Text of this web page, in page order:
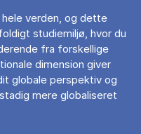
verden, og dette
studiemiljø, hvor du
fra forskellige
dimension giver
globale perspektiv og
mere globaliseret